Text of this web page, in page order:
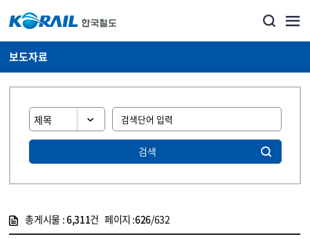
보도자료
검색
총게시물 :6,311건 페이지 :626/632